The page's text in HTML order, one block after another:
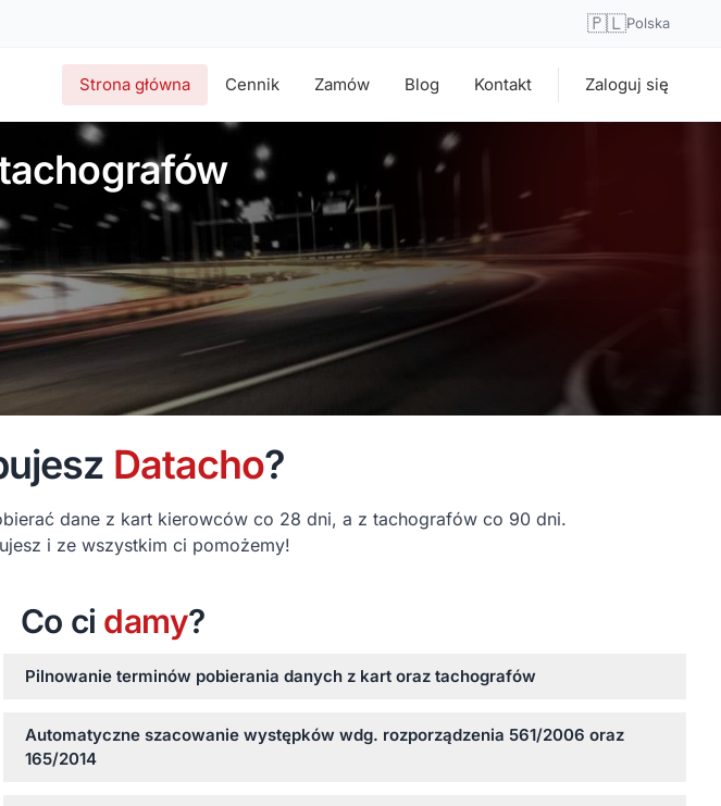
🇵🇱Polska
Strona główna Cennik Zamów Blog Kontakt Zaloguj się
Datacho?
dane z kart kierowców co 28 dni, a z tachografów co 90 dni.
i ze wszystkim ci pomożemy!
Co ci damy?
Pilnowanie terminów pobierania danych z kart oraz tachografów
Automatyczne szacowanie występków wdg. rozporządzenia 561/2006 oraz
165/2014